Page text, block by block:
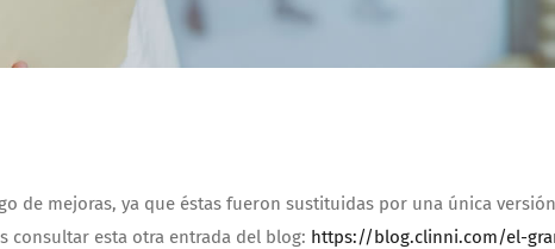
de mejoras, ya que éstas fueron sustituidas por una única
consultar esta otra entrada del blog: https://blog.clinni.com/el-